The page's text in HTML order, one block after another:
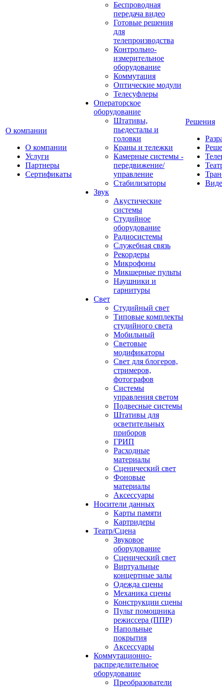
О компании
О компании
Услуги
Партнеры
Сертификаты
Беспроводная
передача видео
Готовые решения
для
телепроизводства
Контрольно-
измерительное
оборудование
Коммутация
Оптические модули
Телесуфлеры
Операторское
оборудование
Штативы,
пьедесталы и
головки
Краны и тележки
Камерные системы -
передвижение/
управление
Стабилизаторы
Звук
Акустические
системы
Студийное
оборудование
Радиосистемы
Служебная связь
Рекордеры
Микрофоны
Микшерные пульты
Наушники и
гарнитуры
Свет
Студийный свет
Типовые комплекты
студийного света
Мобильный
Световые
модификаторы
Свет для блогеров,
стримеров,
фотографов
Системы
управления светом
Подвесные системы
Штативы для
осветительных
приборов
ГРИП
Расходные
материалы
Сценический свет
Фоновые
материалы
Аксессуары
Носители данных
Карты памяти
Картридеры
Театр/Сцена
Звуковое
оборудование
Сценический свет
Виртуальные
концертные залы
Одежда сцены
Механика сцены
Конструкции сцены
Пульт помощника
режиссера (ППР)
Напольные
покрытия
Аксессуары
Коммутационно-
распределительное
оборудование
Преобразователи
Решения